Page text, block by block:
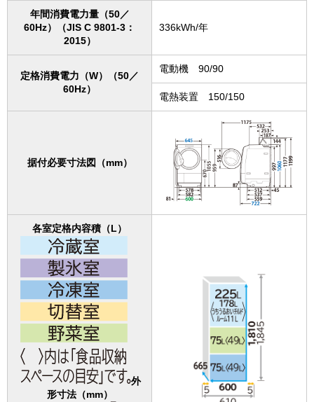
年間消費電力量（50／
60Hz）（JIS C 9801-3：
2015）
336kWh/年
定格消費電力（W）（50／
60Hz）
電動機 90/90
電熱装置 150/150
据付必要寸法図（mm）
各室定格内容積（L）
外
形寸法（mm）